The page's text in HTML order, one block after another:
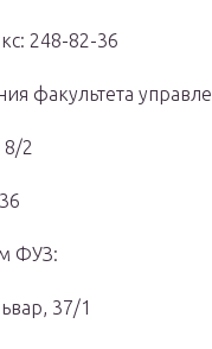
248-82-36
факультета
8/2
ФУЗ:
37/1